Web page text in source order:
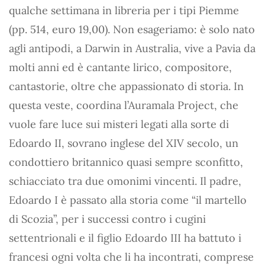
qualche settimana in libreria per i tipi Piemme
(pp. 514, euro 19,00). Non esageriamo: è solo nato
agli antipodi, a Darwin in Australia, vive a Pavia da
molti anni ed è cantante lirico, compositore,
cantastorie, oltre che appassionato di storia. In
questa veste, coordina l’Auramala Project, che
vuole fare luce sui misteri legati alla sorte di
Edoardo II, sovrano inglese del XIV secolo, un
condottiero britannico quasi sempre sconfitto,
schiacciato tra due omonimi vincenti. Il padre,
Edoardo I è passato alla storia come “il martello
di Scozia”, per i successi contro i cugini
settentrionali e il figlio Edoardo III ha battuto i
francesi ogni volta che li ha incontrati, comprese